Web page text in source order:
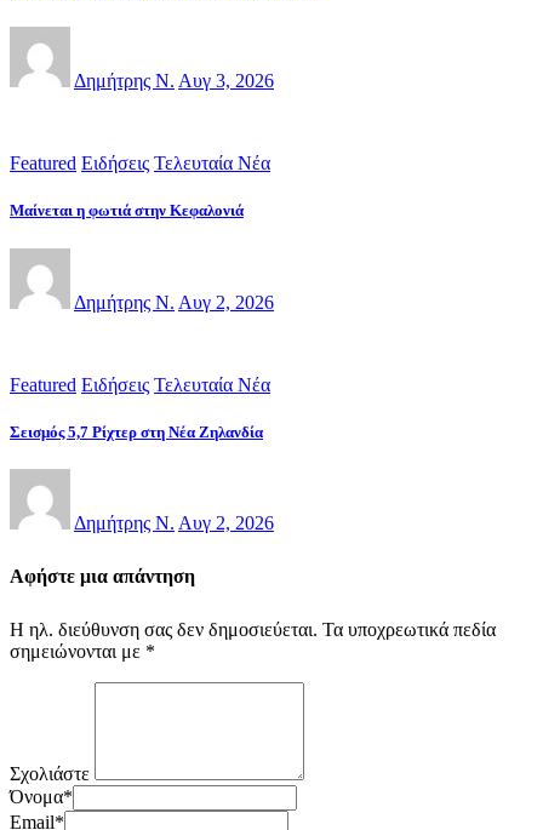
Δημήτρης Ν. Αυγ 3, 2026
Featured Ειδήσεις Τελευταία Νέα
Μαίνεται η φωτιά στην Κεφαλονιά
Δημήτρης Ν. Αυγ 2, 2026
Featured Ειδήσεις Τελευταία Νέα
Σεισμός 5,7 Ρίχτερ στη Νέα Ζηλανδία
Δημήτρης Ν. Αυγ 2, 2026
Αφήστε μια απάντηση
Η ηλ. διεύθυνση σας δεν δημοσιεύεται. Τα υποχρεωτικά πεδία
σημειώνονται με *
Σχολιάστε
Όνομα*
Email*